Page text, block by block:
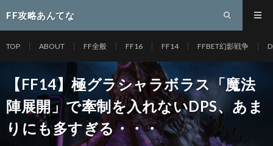
FF攻略あんてな
TOP ABOUT FF全般 FF16 FF14 FFBET幻影戦争
【FF14】極グラシャラボラス「魔法
陣展開」で牽制を入れないDPS、あま
りにも多すぎる・・・